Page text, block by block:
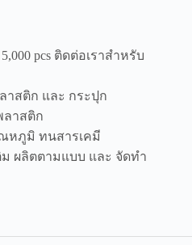
pcs ติดต่อเราสำหรับ
าสติก และ กระปุก
ลาสติก
หภูมิ ทนสารเคมี
ม ผลิตตามแบบ และ จัดทำ